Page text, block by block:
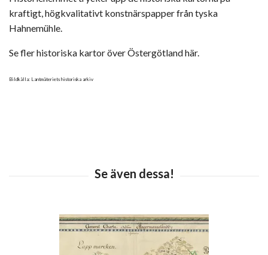
kraftigt, högkvalitativt konstnärspapper från tyska
Hahnemühle.
Se fler historiska kartor över Östergötland här.
Bildkälla: Lantmäteriets historiska arkiv